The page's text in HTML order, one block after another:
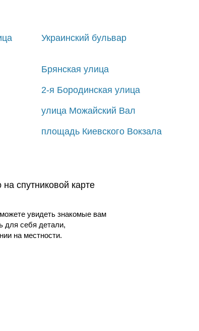
Украинский бульвар
Брянская улица
2-я Бородинская улица
улица Можайский Вал
площадь Киевского Вокзала
спутниковой карте
увидеть знакомые вам
для себя детали,
на местности.